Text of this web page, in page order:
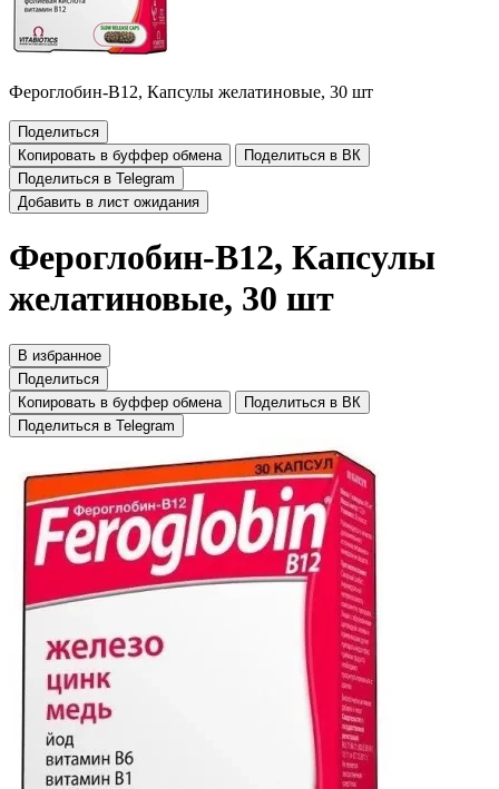
Фероглобин-В12, Капсулы желатиновые, 30 шт
Поделиться
Копировать в буффер обмена
Поделиться в ВК
Поделиться в Telegram
Добавить в лист ожидания
Фероглобин-В12, Капсулы
желатиновые, 30 шт
В избранное
Поделиться
Копировать в буффер обмена
Поделиться в ВК
Поделиться в Telegram